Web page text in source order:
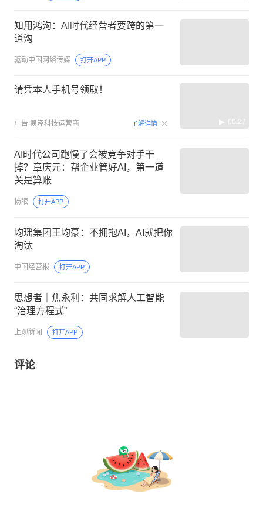
知用鸿沟：AI时代经营者要跨的第一
道沟
驱动中国网络传媒 打开APP
请凭本人手机号领取！
广告 易泽科技运营商 了解详情 00:27
AI时代公司跑慢了会被竞争对手干
掉？章庆元：帮企业管好AI，第一道
关是算账
扬眼 打开APP
均瑶集团王均豪：不拥抱AI，AI就把你
淘汰
中国经营报 打开APP
思想者｜焦永利：共同求解人工智能
“治理方程式”
上观新闻 打开APP
评论